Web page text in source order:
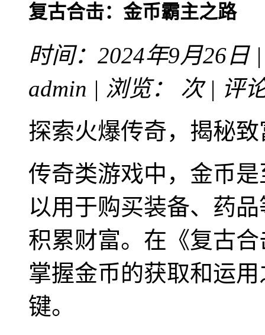
复古合击：金币霸主之路
时间：2024年9月26日
admin | 浏览：
次 | 评
探索火爆传奇，揭秘
传奇类游戏中，金币
以用于购买装备、药
积累财富。在《复古
掌握金币的获取和运
键。